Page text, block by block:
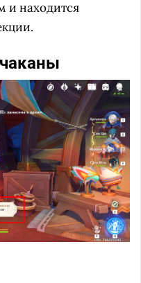
и находится